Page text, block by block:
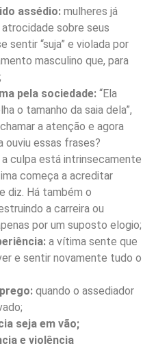
assédio: mulheres já
sobre seus
sentir “suja” e violada por
masculino que, para
pela sociedade: “Ela
o tamanho da saia dela”,
a atenção e agora
ouviu essas frases?
a culpa está intrinsecamente
começa a acreditar
diz. Há também o
a carreira ou
por um suposto elogio;
a vítima sente que
e sentir novamente tudo o
quando o assediador
seja em vão;
e violência